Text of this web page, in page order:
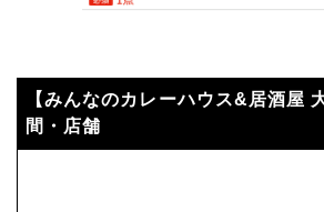
【みんなのカレーハウス&居酒屋
間・店舗